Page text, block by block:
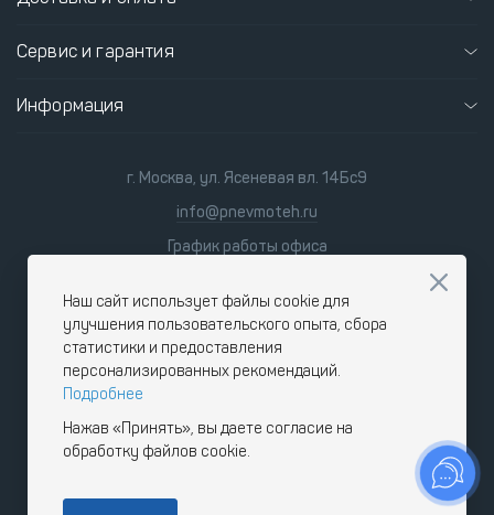
Сервис и гарантия
Информация
г. Москва, ул. Ясеневая вл. 14Бс9
info@pnevmoteh.ru
График работы офиса
9:00 - 18:00
Наш сайт использует файлы cookie для
улучшения пользовательского опыта, сбора
статистики и предоставления
персонализированных рекомендаций.
Подробнее
Нажав «Принять», вы даете согласие на
обработку файлов cookie.